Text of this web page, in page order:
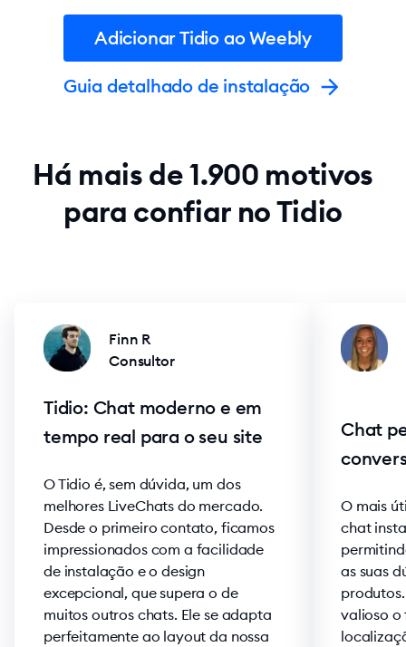
Adicionar Tidio ao Weebly
Guia detalhado de instalação
Há mais de 1.900 motivos
para confiar no Tidio
Finn R
Consultor
Tidio: Chat moderno e em
tempo real para o seu site
O Tidio é, sem dúvida, um dos
melhores LiveChats do mercado.
Desde o primeiro contato, ficamos
impressionados com a facilidade
de instalação e o design
excepcional, que supera o de
muitos outros chats. Ele se adapta
perfeitamente ao layout da nossa
Chat
O mais
chat
as suas
valioso